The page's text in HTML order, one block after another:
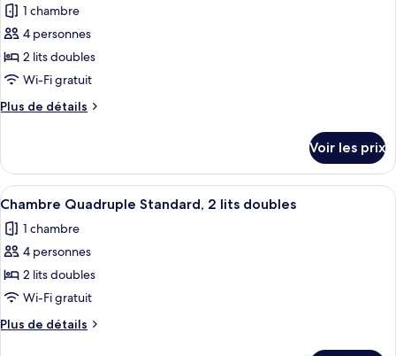
lits
doubles
Chambre
Quadruple
2
lits
les
photos
pour
ce
type
de
Chambre
Quadruple
Standard,
2
lits
doubles
1 chambre
4 personnes
2 lits doubles
Wi-Fi gratuit
Plus de détails
Plus
le
type
de
Chambre
Quadruple
2
lits
Voir les prix
Afficher
toutes
les
photos
pour
ce
type
de
Une chambre d’hôtel avec deux
1
Chambre Quadruple Standard, 2 lits doubles
1 chambre
4 personnes
2 lits doubles
Wi-Fi gratuit
Plus de détails
Plus